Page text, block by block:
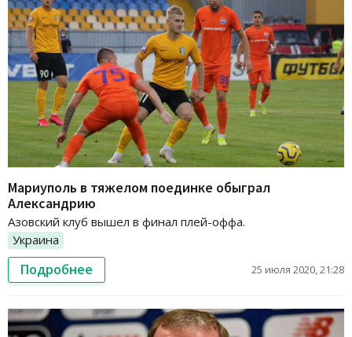
Мариуполь в тяжелом поединке обыграл
Александрию
Азовский клуб вышел в финал плей-оффа.
Украина
Подробнее 25 июля 2020, 21:28